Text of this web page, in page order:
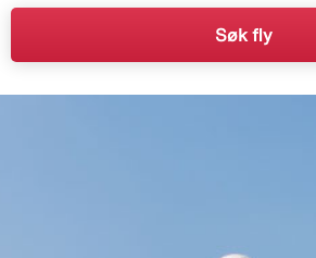
Søk fly